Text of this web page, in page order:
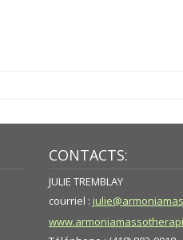
CONTACTS:
JULIE TREMBLAY
courriel :